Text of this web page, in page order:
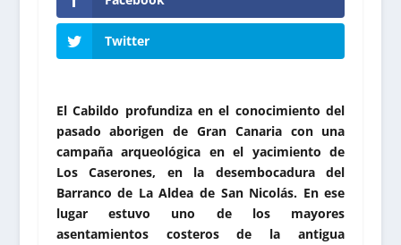
Twitter
El Cabildo profundiza en el conocimiento del
pasado aborigen de Gran Canaria con una
campaña arqueológica en el yacimiento de
Los Caserones, en la desembocadura del
Barranco de La Aldea de San Nicolás. En ese
lugar estuvo uno de los mayores
asentamientos costeros de la antigua